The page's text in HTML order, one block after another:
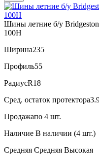
Шины летние б/у
100H
Ширина235
Профиль55
РадиусR18
Сред. остаток протектора
Продажапо 4 шт.
Наличие В наличии (4 шт.)
Средняя Средняя Высокая